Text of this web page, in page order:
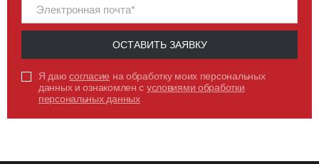
ОСТАВИТЬ ЗАЯВКУ
Я даюсогласие на обработку моих персональных
данных и ознакомлен с условиями обработки
персональных данных